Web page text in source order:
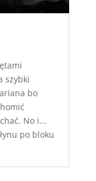
szybki
bo
No i...
po bloku